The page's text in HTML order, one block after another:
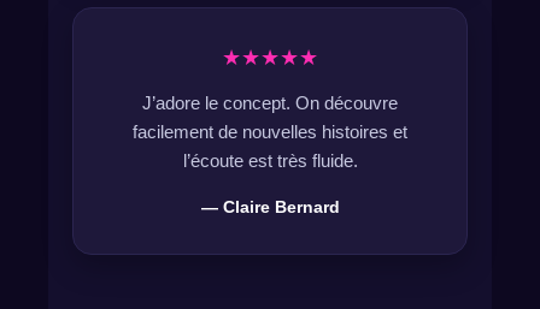
★★★★★
J’adore le concept. On découvre
facilement de nouvelles histoires et
l’écoute est très fluide.
— Claire Bernard